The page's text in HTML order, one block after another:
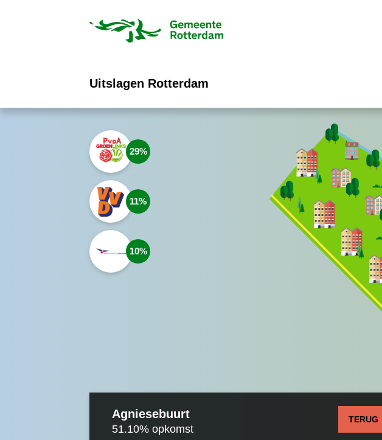
Uitslagen Rotterdam
29
11
10
Agniesebuurt
51.10% opkomst
TERUG